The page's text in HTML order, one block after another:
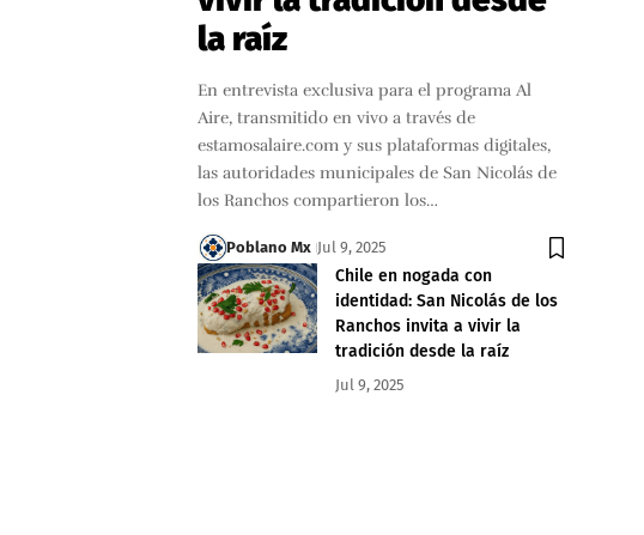
la raíz
En entrevista exclusiva para el programa Al
Aire, transmitido en vivo a través de
estamosalaire.com y sus plataformas digitales,
las autoridades municipales de San Nicolás de
los Ranchos compartieron los…
Poblano Mx Jul 9, 2025
Chile en nogada con
identidad: San Nicolás de los
Ranchos invita a vivir la
tradición desde la raíz
Jul 9, 2025